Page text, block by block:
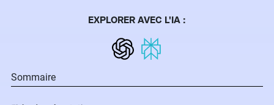
EXPLORER AVEC L'IA :
Sommaire